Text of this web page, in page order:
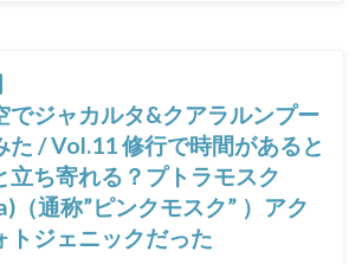
でジャカルタ&クアラルンプー
た / Vol.11 修行で時間があると
立ち寄れる？プトラモスク
（通称”ピンクモスク” ）アク
トジェニックだった